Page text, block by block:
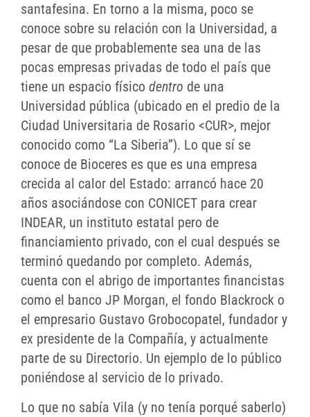
santafesina. En torno a la misma, poco se
conoce sobre su relación con la Universidad, a
pesar de que probablemente sea una de las
pocas empresas privadas de todo el país que
tiene un espacio físico dentro de una
Universidad pública (ubicado en el predio de la
Ciudad Universitaria de Rosario <CUR>, mejor
conocido como “La Siberia”). Lo que sí se
conoce de Bioceres es que es una empresa
crecida al calor del Estado: arrancó hace 20
años asociándose con CONICET para crear
INDEAR, un instituto estatal pero de
financiamiento privado, con el cual después se
terminó quedando por completo. Además,
cuenta con el abrigo de importantes financistas
como el banco JP Morgan, el fondo Blackrock o
el empresario Gustavo Grobocopatel, fundador y
ex presidente de la Compañía, y actualmente
parte de su Directorio. Un ejemplo de lo público
poniéndose al servicio de lo privado.
Lo que no sabía Vila (y no tenía porqué saberlo)